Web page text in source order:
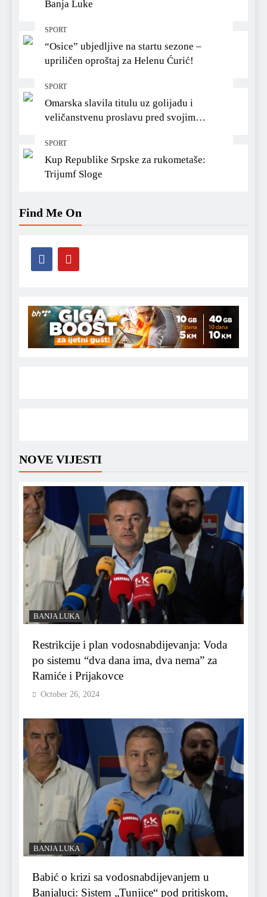
Banja Luke
SPORT
“Osice” ubjedljive na startu sezone –
upriličen oproštaj za Helenu Ćurić!
SPORT
Omarska slavila titulu uz golijadu i
veličanstvenu proslavu pred svojim
SPORT
Kup Republike Srpske za rukometaše:
Trijumf Sloge
Find Me On
NOVE VIJESTI
BANJA LUKA
Restrikcije i plan vodosnabdijevanja: Voda
po sistemu “dva dana ima, dva nema” za
Ramiće i Prijakovce
October 26, 2024
BANJA LUKA
Babić o krizi sa vodosnabdijevanjem u
Banjaluci: Sistem „Tunjice“ pod pritiskom,